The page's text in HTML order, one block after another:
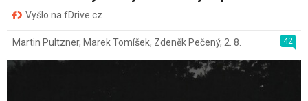
Vyšlo na fDrive.cz
42
Martin Pultzner, Marek Tomíšek, Zdeněk Pečený, 2. 8.